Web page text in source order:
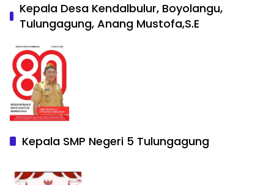
Kepala Desa Kendalbulur, Boyolangu,
Tulungagung, Anang Mustofa,S.E
Kepala SMP Negeri 5 Tulungagung